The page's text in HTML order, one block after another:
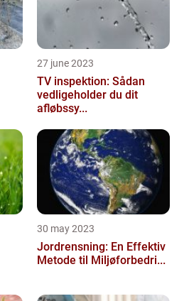
27 june 2023
TV inspektion: Sådan
vedligeholder du dit
afløbssy...
30 may 2023
Jordrensning: En Effektiv
Metode til Miljøforbedri...